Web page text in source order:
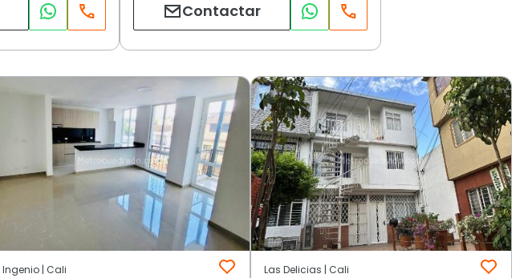
Contactar
Ingenio | Cali Las Delicias | Cali